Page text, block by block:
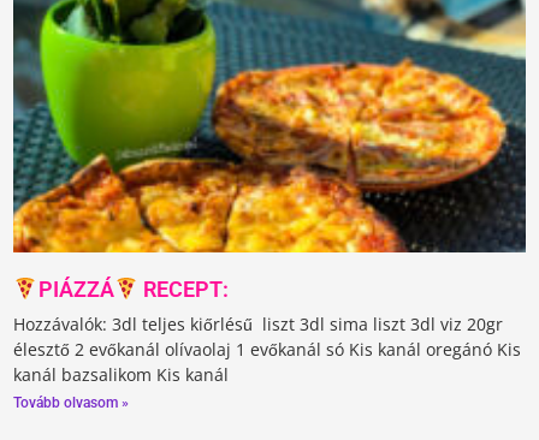
PIÁZZÁ RECEPT:
Hozzávalók: 3dl teljes kiőrlésű liszt 3dl sima liszt 3dl viz 20gr
élesztő 2 evőkanál olívaolaj 1 evőkanál só Kis kanál oregánó Kis
kanál bazsalikom Kis kanál
Tovább olvasom »